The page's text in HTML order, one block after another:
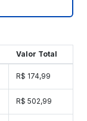
Valor Total
R$ 174,99
R$ 502,99